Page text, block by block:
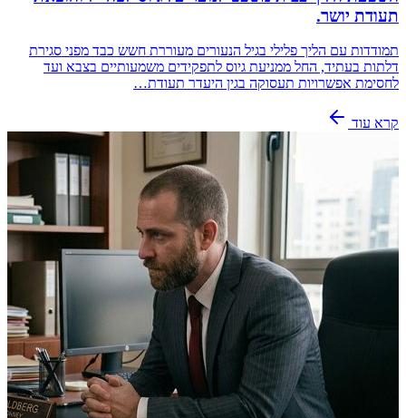
תעודת יושר.
תמודדות עם הליך פלילי בגיל הנעורים מעוררת חשש כבד מפני סגירת
דלתות בעתיד, החל ממניעת גיוס לתפקידים משמעותיים בצבא ועד
לחסימת אפשרויות תעסוקה בגין היעדר תעודת…
קרא עוד